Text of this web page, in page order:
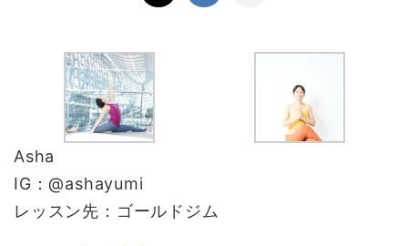
Asha
IG：@ashayumi
レッスン先：ゴールドジム